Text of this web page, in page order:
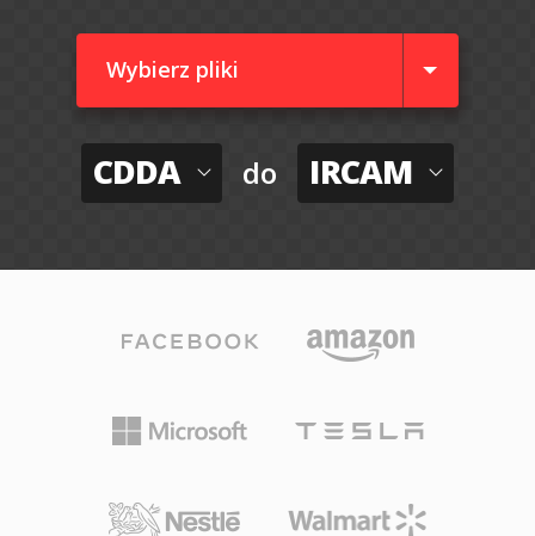
Wybierz pliki
CDDA do IRCAM